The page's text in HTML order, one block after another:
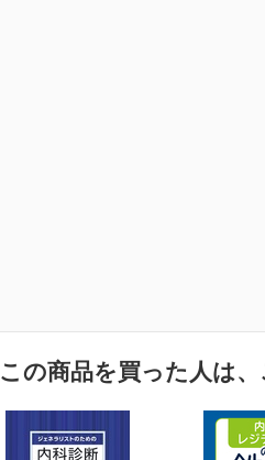
この商品を買った人は